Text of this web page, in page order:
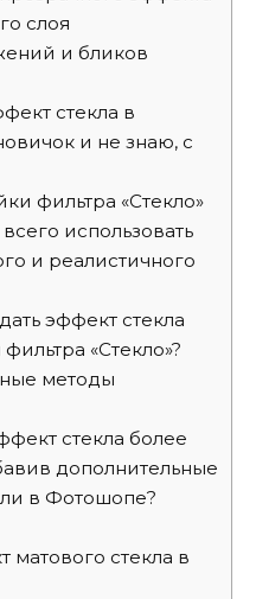
слоя
и бликов
стекла в
и не знаю, с
фильтра «Стекло»
использовать
и реалистичного
эффект стекла
«Стекло»?
методы
стекла более
дополнительные
в Фотошопе?
матового стекла в